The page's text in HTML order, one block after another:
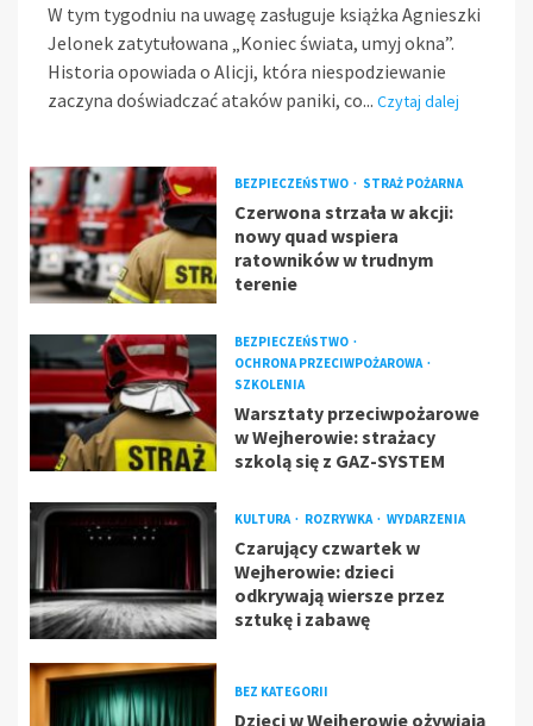
W tym tygodniu na uwagę zasługuje książka Agnieszki
Jelonek zatytułowana „Koniec świata, umyj okna”.
Historia opowiada o Alicji, która niespodziewanie
zaczyna doświadczać ataków paniki, co... Czytaj dalej
BEZPIECZEŃSTWO STRAŻ POŻARNA
Czerwona strzała w akcji:
nowy quad wspiera
ratowników w trudnym
terenie
BEZPIECZEŃSTWO
OCHRONA PRZECIWPOŻAROWA
SZKOLENIA
Warsztaty przeciwpożarowe
w Wejherowie: strażacy
szkolą się z GAZ-SYSTEM
KULTURA ROZRYWKA WYDARZENIA
Czarujący czwartek w
Wejherowie: dzieci
odkrywają wiersze przez
sztukę i zabawę
BEZ KATEGORII
Dzieci w Wejherowie ożywiają